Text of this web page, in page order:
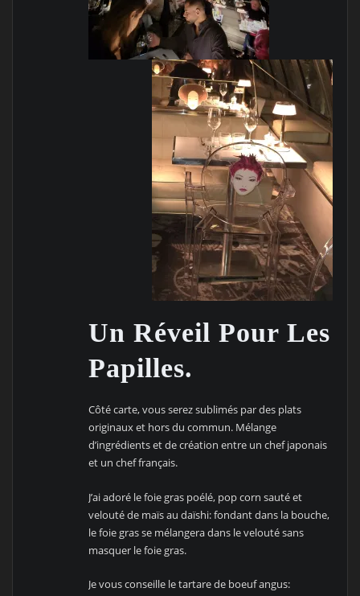
Un Réveil Pour Les
Papilles.
Côté carte, vous serez sublimés par des plats
originaux et hors du commun. Mélange
d’ingrédients et de création entre un chef japonais
et un chef français.
J’ai adoré le foie gras poélé, pop corn sauté et
velouté de maïs au daïshi: fondant dans la bouche,
le foie gras se mélangera dans le velouté sans
masquer le foie gras.
Je vous conseille le tartare de boeuf angus: